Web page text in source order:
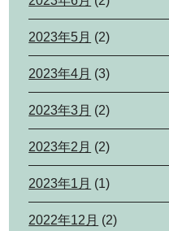
2023年5月 (2)
2023年4月 (3)
2023年3月 (2)
2023年2月 (2)
2023年1月 (1)
2022年12月 (2)